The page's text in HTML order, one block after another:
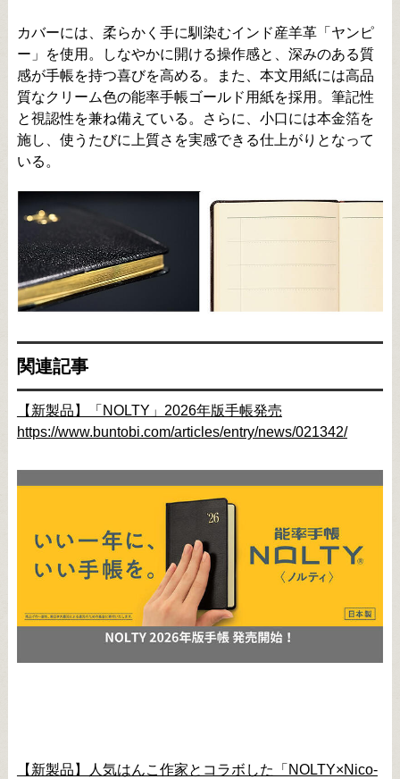
カバーには、柔らかく手に馴染むインド産羊革「ヤンピ
ー」を使用。しなやかに開ける操作感と、深みのある質
感が手帳を持つ喜びを高める。また、本文用紙には高品
質なクリーム色の能率手帳ゴールド用紙を採用。筆記性
と視認性を兼ね備えている。さらに、小口には本金箔を
施し、使うたびに上質さを実感できる仕上がりとなって
いる。
関連記事
【新製品】「NOLTY」2026年版手帳発売
https://www.buntobi.com/articles/entry/news/021342/
【新製品】人気はんこ作家とコラボした「NOLTY×Nico-